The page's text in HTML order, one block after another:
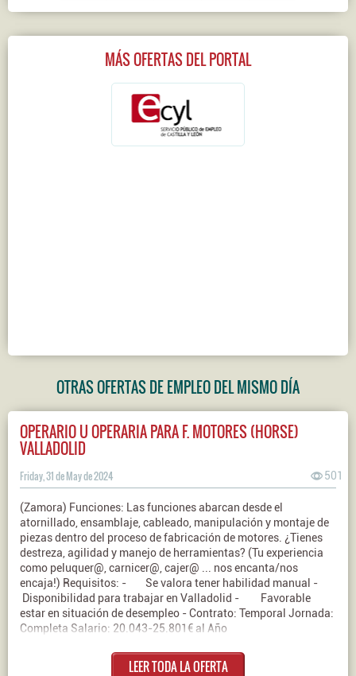
MÁS OFERTAS DEL PORTAL
OTRAS OFERTAS DE EMPLEO DEL MISMO DÍA
OPERARIO U OPERARIA PARA F. MOTORES (HORSE)
VALLADOLID
Friday, 31 de May de 2024 501
(Zamora) Funciones: Las funciones abarcan desde el
atornillado, ensamblaje, cableado, manipulación y montaje de
piezas dentro del proceso de fabricación de motores. ¿Tienes
destreza, agilidad y manejo de herramientas? (Tu experiencia
como peluquer@, carnicer@, cajer@ ... nos encanta/nos
encaja!) Requisitos: - Se valora tener habilidad manual -
Disponibilidad para trabajar en Valladolid - Favorable
estar en situación de desempleo - Contrato: Temporal Jornada:
Completa Salario: 20.043-25.801€ al Año
LEER TODA LA OFERTA